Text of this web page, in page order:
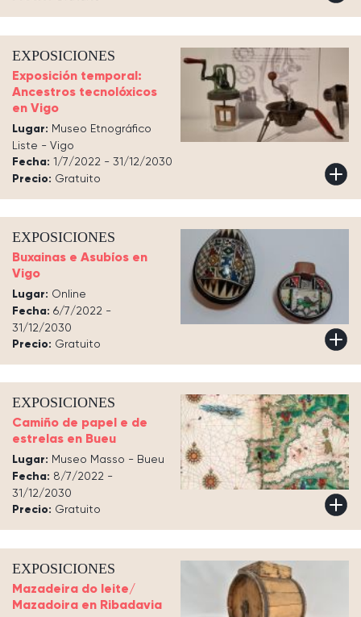
EXPOSICIONES
Exposición temporal:
Ancestros tecnolóxicos
en Vigo
Lugar: Museo Etnográfico
Liste - Vigo
Fecha: 1/7/2022 - 31/12/2030
Precio: Gratuito
EXPOSICIONES
Buxainas e Asubíos en
Vigo
Lugar: Online
Fecha: 6/7/2022 -
31/12/2030
Precio: Gratuito
EXPOSICIONES
Camiño de papel e de
estrelas en Bueu
Lugar: Museo Masso - Bueu
Fecha: 8/7/2022 -
31/12/2030
Precio: Gratuito
EXPOSICIONES
Mazadeira do leite/
Mazadoira en Ribadavia